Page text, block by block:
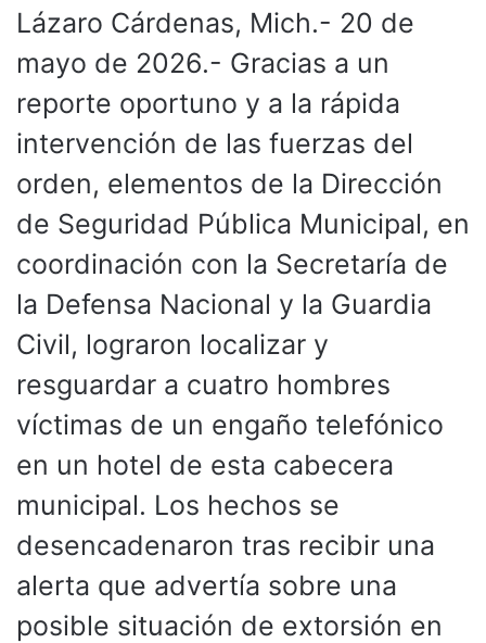
Lázaro Cárdenas, Mich.- 20 de
mayo de 2026.- Gracias a un
reporte oportuno y a la rápida
intervención de las fuerzas del
orden, elementos de la Dirección
de Seguridad Pública Municipal, en
coordinación con la Secretaría de
la Defensa Nacional y la Guardia
Civil, lograron localizar y
resguardar a cuatro hombres
víctimas de un engaño telefónico
en un hotel de esta cabecera
municipal. Los hechos se
desencadenaron tras recibir una
alerta que advertía sobre una
posible situación de extorsión en